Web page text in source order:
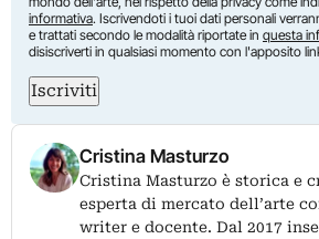
informativa. Iscrivendoti i tuoi dati personali
e trattati secondo le modalità riportate in questa
disiscriverti in qualsiasi momento con l'apposito
Iscriviti
Cristina Masturzo
Cristina Masturzo è storica e
esperta di mercato dell’arte
writer e docente. Dal 2017